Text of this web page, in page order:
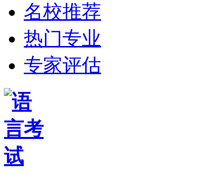
名校推荐
热门专业
专家评估